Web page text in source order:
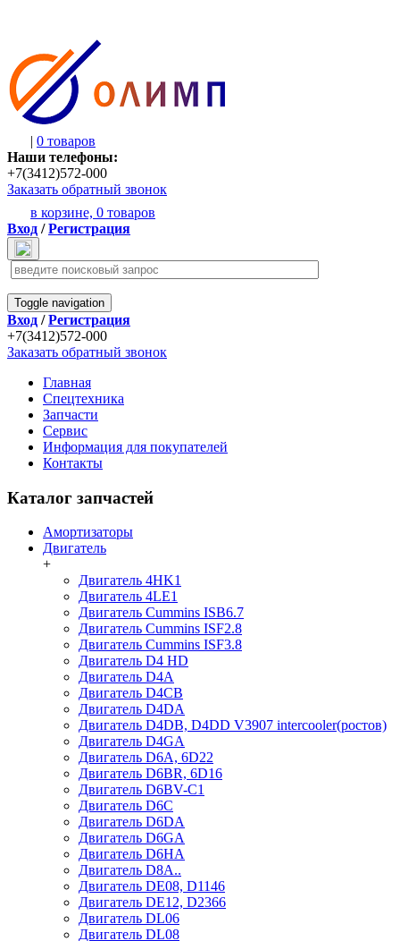
| 0 товаров
Наши телефоны:
+7(3412)572-000
Заказать обратный звонок
в корзине, 0 товаров
Вход /Регистрация
Toggle navigation
Вход /Регистрация
+7(3412)572-000
Заказать обратный звонок
Главная
Спецтехника
Запчасти
Сервис
Информация для покупателей
Контакты
Каталог запчастей
Амортизаторы
Двигатель
+
Двигатель 4HK1
Двигатель 4LE1
Двигатель Cummins ISB6.7
Двигатель Cummins ISF2.8
Двигатель Cummins ISF3.8
Двигатель D4 HD
Двигатель D4A
Двигатель D4CB
Двигатель D4DA
Двигатель D4DB, D4DD V3907 intercooler(ростов)
Двигатель D4GA
Двигатель D6A, 6D22
Двигатель D6BR, 6D16
Двигатель D6BV-C1
Двигатель D6C
Двигатель D6DA
Двигатель D6GA
Двигатель D6HA
Двигатель D8A..
Двигатель DE08, D1146
Двигатель DE12, D2366
Двигатель DL06
Двигатель DL08